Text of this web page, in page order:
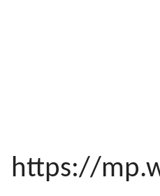
https://